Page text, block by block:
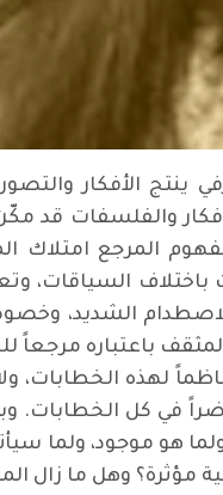
ينتج الأفكار
الأفكار والفلسفات
المرجع امتلاك
السياقات،
الاصطدام الشديد،
باعتباره
لهذه الخطابات،
في كل
هو موجود، ولما
مؤثرة؟ وهل ما زال